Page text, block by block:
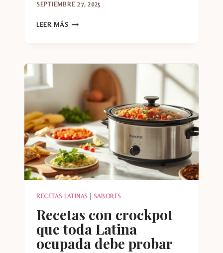
SEPTIEMBRE 27, 2025
LEER MÁS RECETAS
SABOR
LATINO
RECETAS LATINAS SABORES
Recetas con crockpot
que toda Latina
ocupada debe probar